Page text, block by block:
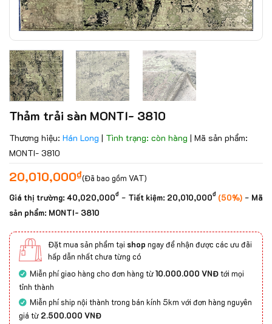
Thảm trải sàn MONTI- 3810
Thương hiệu: Hán Long | Tình trạng: còn hàng | Mã sản phẩm:
MONTI- 3810
20,010,000₫(Đã bao gồm VAT)
Giá thị trường: 40,020,000₫ - Tiết kiệm: 20,010,000₫ (50%) - Mã
sản phẩm: MONTI- 3810
Đặt mua sản phẩm tại shop ngay để nhận được các ưu đãi
hấp dẫn nhất chưa từng có
Miễn phí giao hàng cho đơn hàng từ10.000.000 VNĐtới mọi
tỉnh thành
Miễn phí ship nội thành trong bán kính 5km với đơn hàng nguyên
giá từ 2.500.000 VNĐ